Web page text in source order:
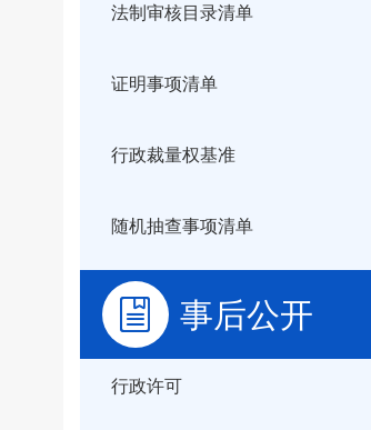
法制审核目录清单
证明事项清单
行政裁量权基准
随机抽查事项清单
事后公开
行政许可